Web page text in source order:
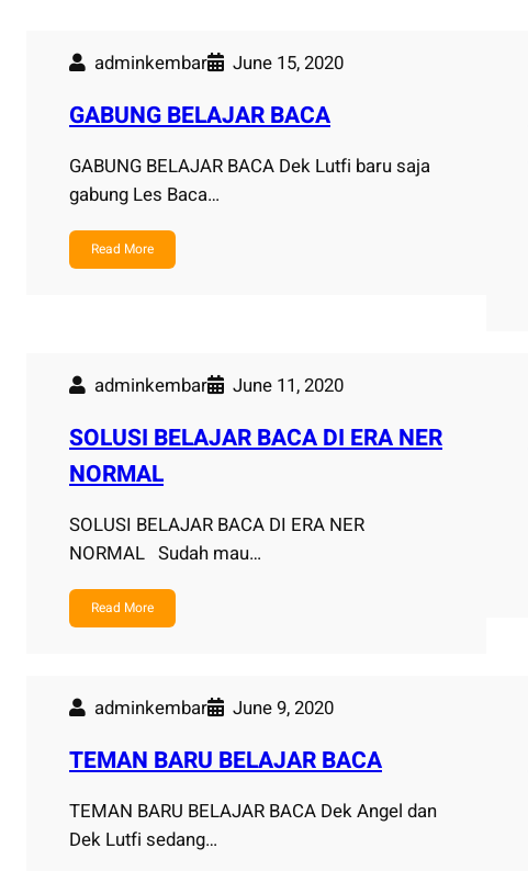
adminkembar June 15, 2020
GABUNG BELAJAR BACA
GABUNG BELAJAR BACA Dek Lutfi baru saja
gabung Les Baca…
Read More
adminkembar June 11, 2020
SOLUSI BELAJAR BACA DI ERA NER
NORMAL
SOLUSI BELAJAR BACA DI ERA NER
NORMAL Sudah mau…
Read More
adminkembar June 9, 2020
TEMAN BARU BELAJAR BACA
TEMAN BARU BELAJAR BACA Dek Angel dan
Dek Lutfi sedang…